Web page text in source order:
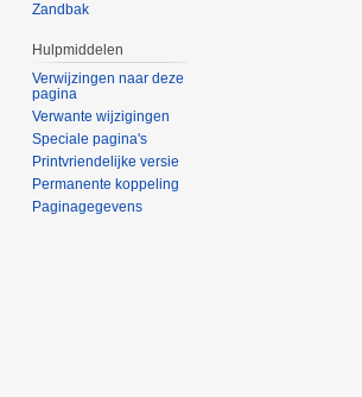
Zandbak
Hulpmiddelen
Verwijzingen naar deze
pagina
Verwante wijzigingen
Speciale pagina's
Printvriendelijke versie
Permanente koppeling
Paginagegevens